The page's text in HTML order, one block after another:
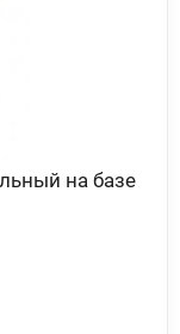
на базе